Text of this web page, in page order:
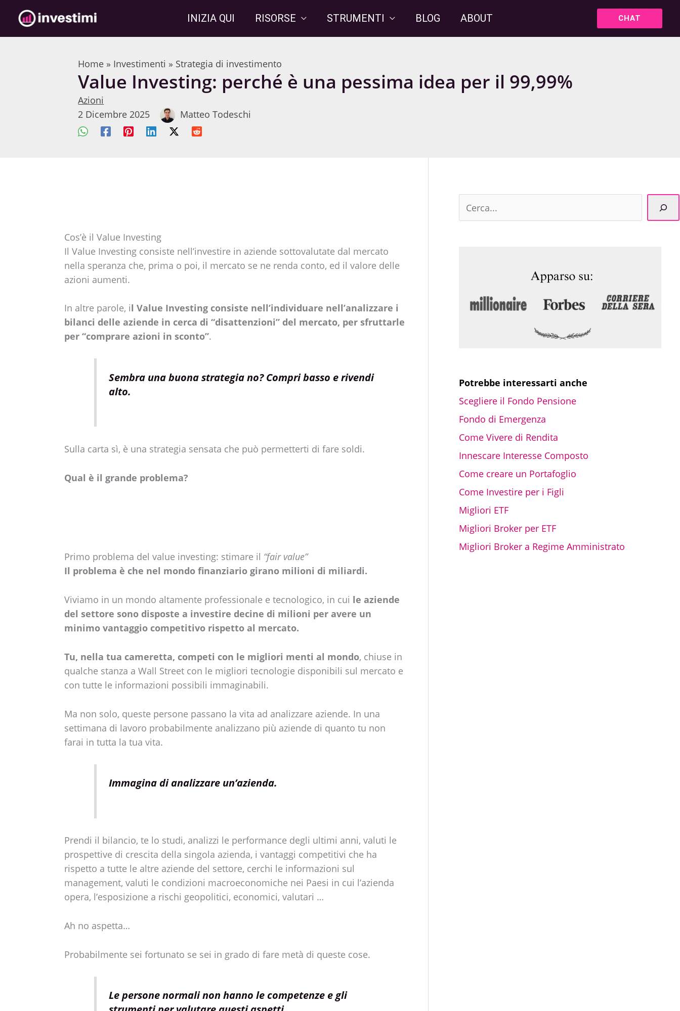
contenuto
INIZIA QUI RISORSE STRUMENTI BLOG ABOUT CHAT
Home » Investimenti » Strategia di investimento
Value Investing: perché è una pessima idea per il 99,99%
Azioni
2 Dicembre 2025
Matteo Todeschi
Cos’è il Value Investing
Il Value Investing consiste nell’investire in aziende sottovalutate dal mercato
nella speranza che, prima o poi, il mercato se ne renda conto, ed il valore delle
azioni aumenti.
In altre parole, il Value Investing consiste nell’individuare nell’analizzare i
bilanci delle aziende in cerca di “disattenzioni” del mercato, per sfruttarle
per “comprare azioni in sconto”.
Sembra una buona strategia no? Compri basso e rivendi
alto.
Sulla carta sì, è una strategia sensata che può permetterti di fare soldi.
Qual è il grande problema?
Primo problema del value investing: stimare il “fair value”
Il problema è che nel mondo finanziario girano milioni di miliardi.
Viviamo in un mondo altamente professionale e tecnologico, in cui le aziende
del settore sono disposte a investire decine di milioni per avere un
minimo vantaggio competitivo rispetto al mercato.
Tu, nella tua cameretta, competi con le migliori menti al mondo, chiuse in
qualche stanza a Wall Street con le migliori tecnologie disponibili sul mercato e
con tutte le informazioni possibili immaginabili.
Ma non solo, queste persone passano la vita ad analizzare aziende. In una
settimana di lavoro probabilmente analizzano più aziende di quanto tu non
farai in tutta la tua vita.
Immagina di analizzare un’azienda.
Prendi il bilancio, te lo studi, analizzi le performance degli ultimi anni, valuti le
prospettive di crescita della singola azienda, i vantaggi competitivi che ha
rispetto a tutte le altre aziende del settore, cerchi le informazioni sul
management, valuti le condizioni macroeconomiche nei Paesi in cui l’azienda
opera, l’esposizione a rischi geopolitici, economici, valutari …
Ah no aspetta…
Probabilmente sei fortunato se sei in grado di fare metà di queste cose.
Le persone normali non hanno le competenze e gli
e
Potrebbe interessarti anche
Scegliere il Fondo Pensione
Fondo di Emergenza
Come Vivere di Rendita
Innescare Interesse Composto
Come creare un Portafoglio
Come Investire per i Figli
Migliori ETF
Migliori Broker per ETF
Migliori Broker a Regime Amministrato